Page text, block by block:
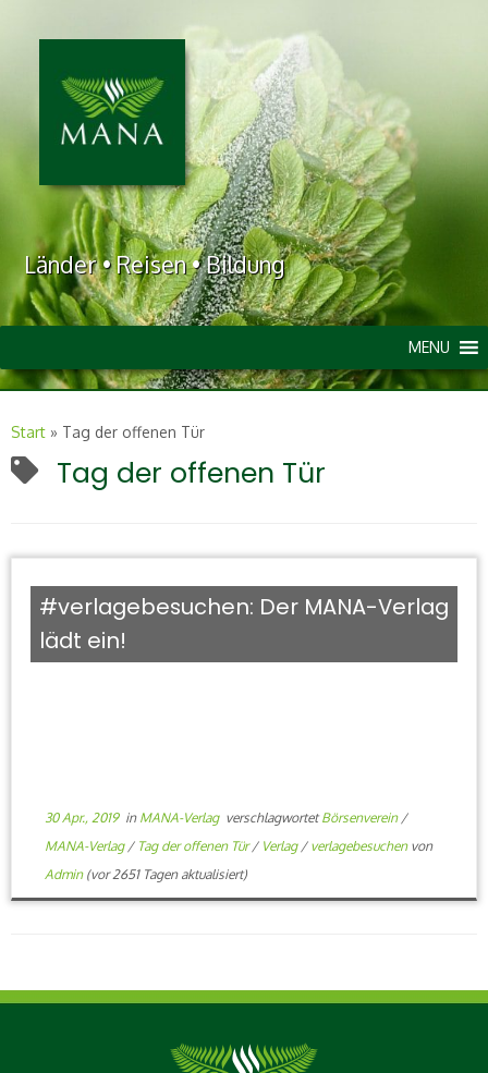
Länder • Reisen • Bildung
MENU
Start » Tag der offenen Tür
Tag der offenen Tür
#verlagebesuchen: Der MANA-Verlag
lädt ein!
30 Apr., 2019in MANA-Verlag verschlagwortetBörsenverein /
MANA-Verlag / Tag der offenen Tür/ Verlag / verlagebesuchen von
Admin(vor 2651 Tagen aktualisiert)